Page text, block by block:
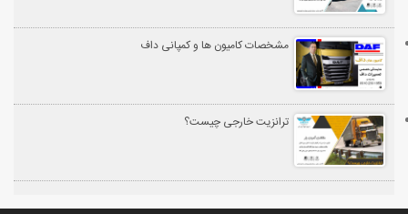
مشخصات کامیون ها و کمپانی داف
ترانزیت خارجی چیست؟